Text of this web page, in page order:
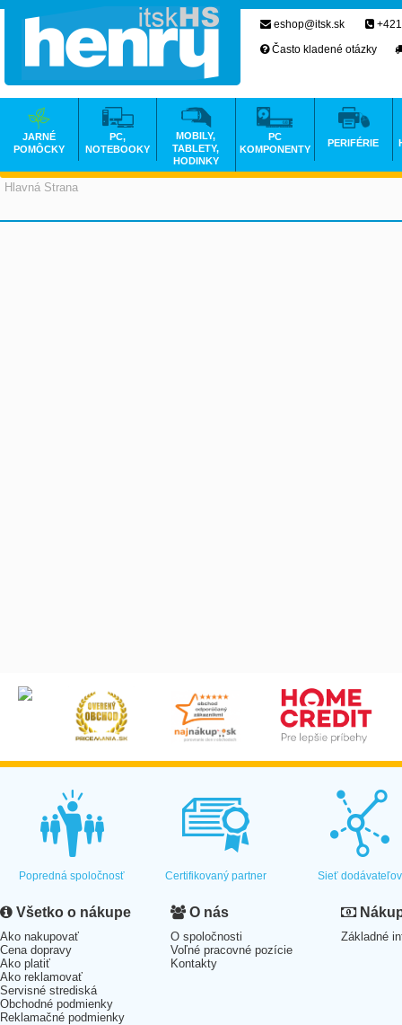
Hlavná Strana
eshop@itsk.sk
Často kladené otázky
JARNÉ
POMÔCKY
PC,
NOTEBOOKY
MOBILY,
TABLETY,
HODINKY
PC
KOMPONENTY
PERIFÉRIE
Popredná spoločnosť Certifikovaný partner Sieť dodávateľov
Všetko o nákupe
Ako nakupovať
Cena dopravy
Ako platiť
Ako reklamovať
Servisné strediská
Obchodné podmienky
Reklamačné podmienky
O nás
O spoločnosti
Voľné pracovné pozície
Kontakty
Základné